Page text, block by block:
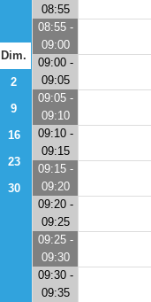
Dim.
2
9
16
23
30
08:55
08:55 -
09:00
09:00 -
09:05
09:05 -
09:10
09:10 -
09:15
09:15 -
09:20
09:20 -
09:25
09:25 -
09:30
09:30 -
09:35